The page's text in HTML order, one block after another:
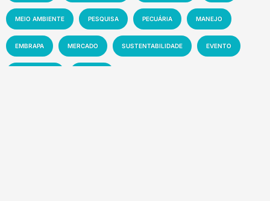
MEIO AMBIENTE PESQUISA PECUÁRIA MANEJO
EMBRAPA MERCADO SUSTENTABILIDADE EVENTO